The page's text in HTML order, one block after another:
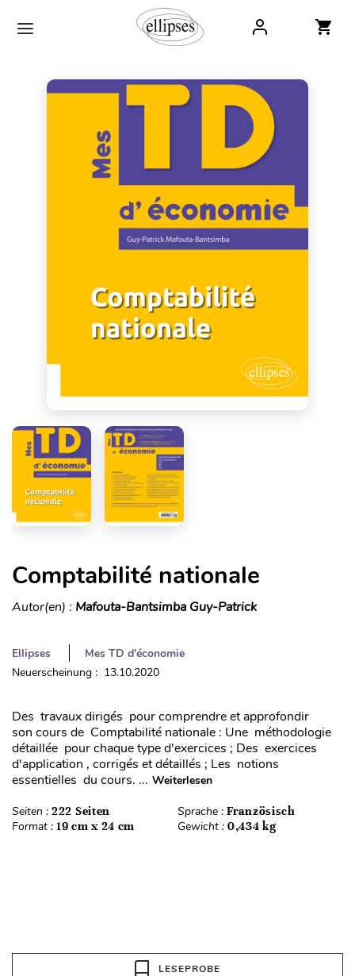
Comptabilité nationale
Autor(en) : Mafouta-Bantsimba Guy-Patrick
Ellipses
Mes TD d'économie
Neuerscheinung : 13.10.2020
Des travaux dirigés pour comprendre et approfondir
son cours de Comptabilité nationale : Une méthodologie
détaillée pour chaque type d'exercices ; Des exercices
d'application , corrigés et détaillés ; Les notions
essentielles du cours. ... Weiterlesen
Seiten : 222 Seiten Sprache : Französisch
Format : 19 cm x 24 cm Gewicht : 0,434 kg
LESEPROBE